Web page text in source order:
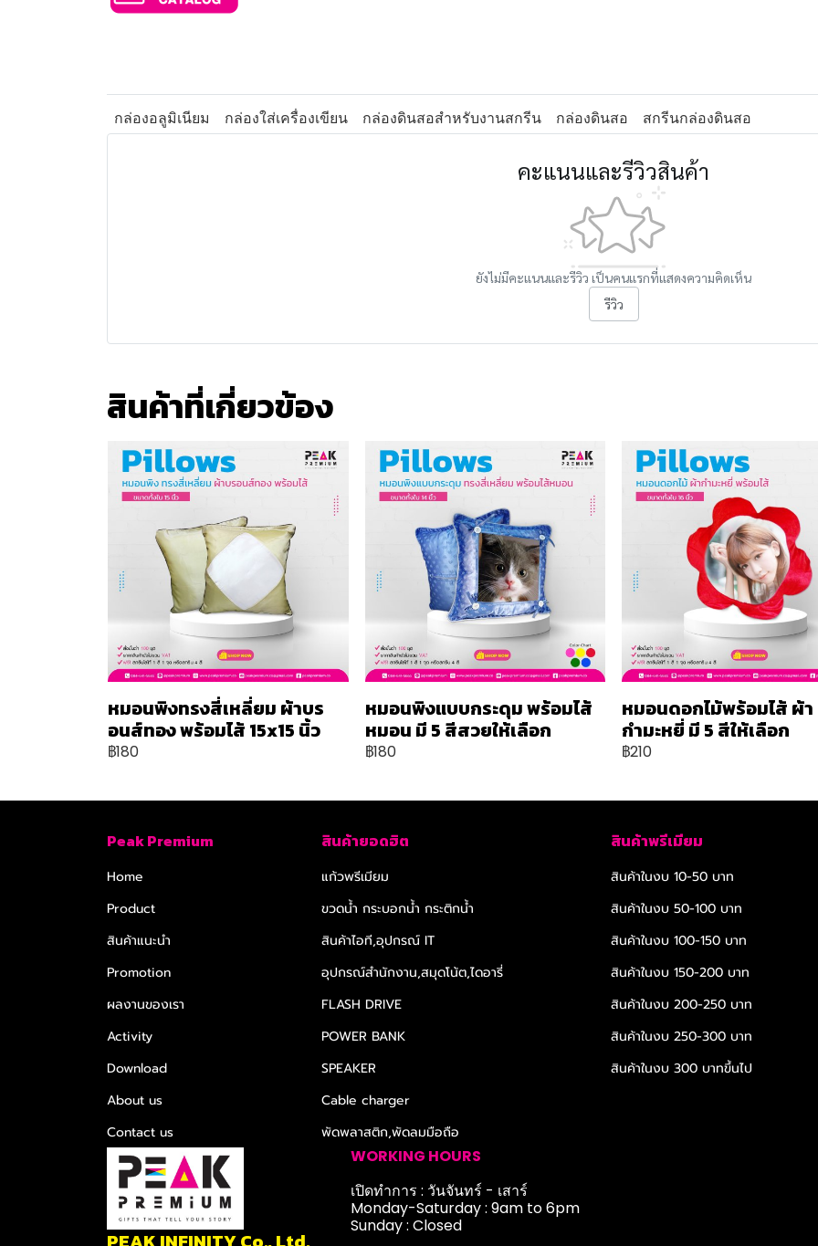
กล่องอลูมิเนียม กล่องใส่เครื่องเขียน กล่องดินสอสำหรับงานสกรีน กล่องดินสอ สกรีนกล่องดินสอ
คะแนนและรีวิวสินค้า
ยังไม่มีคะแนนและรีวิว เป็นคนแรกที่แสดงความคิดเห็น
รีวิว
สินค้าที่เกี่ยวข้อง
หมอนพิงทรงสี่เหลี่ยม ผ้าบร
อนส์ทอง พร้อมไส้ 15x15 นิ้ว
฿180
หมอนพิงแบบกระดุม พร้อมไส้
หมอน มี 5 สีสวยให้เลือก
฿180
หมอนดอกไม้พร้อมไส้ ผ้า
กำมะหยี่ มี 5 สีให้เลือก
฿210
Peak Premium
Home
Product
สินค้าแนะนำ
Promotion
ผลงานของเรา
Activity
Download
About us
Contact us
สินค้ายอดฮิต
แก้วพรีเมียม
ขวดน้ำ กระบอกน้ำ กระติกน้ำ
สินค้าไอที,อุปกรณ์ IT
อุปกรณ์สำนักงาน,สมุดโน้ต,ไดอารี่
FLASH DRIVE
POWER BANK
SPEAKER
Cable charger
พัดพลาสติก,พัดลมมือถือ
สินค้าพรีเมียม
สินค้าในงบ 10-50 บาท
สินค้าในงบ 50-100 บาท
สินค้าในงบ 100-150 บาท
สินค้าในงบ 150-200 บาท
สินค้าในงบ 200-250 บาท
สินค้าในงบ 250-300 บาท
สินค้าในงบ 300 บาทขึ้นไป
WORKING HOURS
เปิดทำการ : วันจันทร์ - เสาร์
Monday-Saturday : 9am to 6pm
Sunday : Closed